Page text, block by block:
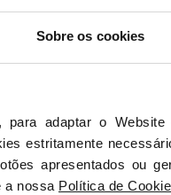
Sobre os cookies
para adaptar o
estritamente
apresentados ou
a nossa Política de